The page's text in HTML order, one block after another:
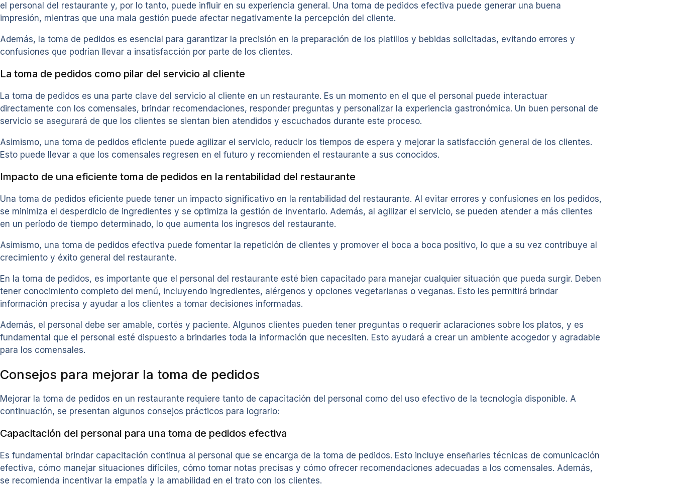
el personal del restaurante y, por lo tanto, puede influir en su experiencia general. Una toma de pedidos efectiva puede generar una buena
impresión, mientras que una mala gestión puede afectar negativamente la percepción del cliente.
Además, la toma de pedidos es esencial para garantizar la precisión en la preparación de los platillos y bebidas solicitadas, evitando errores y
confusiones que podrían llevar a insatisfacción por parte de los clientes.
La toma de pedidos como pilar del servicio al cliente
La toma de pedidos es una parte clave del servicio al cliente en un restaurante. Es un momento en el que el personal puede interactuar
directamente con los comensales, brindar recomendaciones, responder preguntas y personalizar la experiencia gastronómica. Un buen personal de
servicio se asegurará de que los clientes se sientan bien atendidos y escuchados durante este proceso.
Asimismo, una toma de pedidos eficiente puede agilizar el servicio, reducir los tiempos de espera y mejorar la satisfacción general de los clientes.
Esto puede llevar a que los comensales regresen en el futuro y recomienden el restaurante a sus conocidos.
Impacto de una eficiente toma de pedidos en la rentabilidad del restaurante
Una toma de pedidos eficiente puede tener un impacto significativo en la rentabilidad del restaurante. Al evitar errores y confusiones en los pedidos,
se minimiza el desperdicio de ingredientes y se optimiza la gestión de inventario. Además, al agilizar el servicio, se pueden atender a más clientes
en un período de tiempo determinado, lo que aumenta los ingresos del restaurante.
Asimismo, una toma de pedidos efectiva puede fomentar la repetición de clientes y promover el boca a boca positivo, lo que a su vez contribuye al
crecimiento y éxito general del restaurante.
En la toma de pedidos, es importante que el personal del restaurante esté bien capacitado para manejar cualquier situación que pueda surgir. Deben
tener conocimiento completo del menú, incluyendo ingredientes, alérgenos y opciones vegetarianas o veganas. Esto les permitirá brindar
información precisa y ayudar a los clientes a tomar decisiones informadas.
Además, el personal debe ser amable, cortés y paciente. Algunos clientes pueden tener preguntas o requerir aclaraciones sobre los platos, y es
fundamental que el personal esté dispuesto a brindarles toda la información que necesiten. Esto ayudará a crear un ambiente acogedor y agradable
para los comensales.
Consejos para mejorar la toma de pedidos
Mejorar la toma de pedidos en un restaurante requiere tanto de capacitación del personal como del uso efectivo de la tecnología disponible. A
continuación, se presentan algunos consejos prácticos para lograrlo:
Capacitación del personal para una toma de pedidos efectiva
Es fundamental brindar capacitación continua al personal que se encarga de la toma de pedidos. Esto incluye enseñarles técnicas de comunicación
efectiva, cómo manejar situaciones difíciles, cómo tomar notas precisas y cómo ofrecer recomendaciones adecuadas a los comensales. Además,
se recomienda incentivar la empatía y la amabilidad en el trato con los clientes.